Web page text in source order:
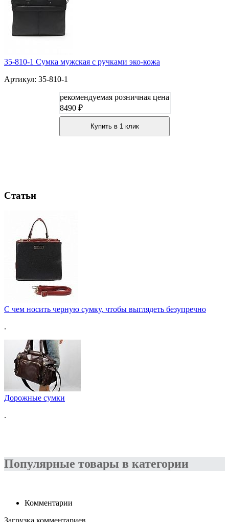
35-810-1 Сумка мужская с ручками эко-кожа
Артикул: 35-810-1
рекомендуемая розничная цена
8490 ₽
Купить в 1 клик
Статьи
С чем носить черную сумку, чтобы выглядеть безупречно
.
Дорожные сумки
.
Популярные товары в категории
Комментарии